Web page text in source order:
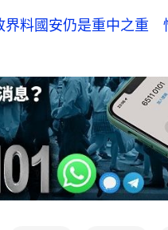
料國安仍是重中之重